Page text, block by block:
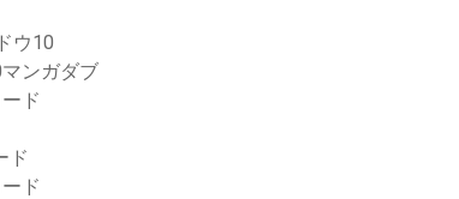
ウ10
ンガダブ
ド
ド
ド